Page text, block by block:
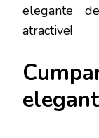
elegante
atractive!